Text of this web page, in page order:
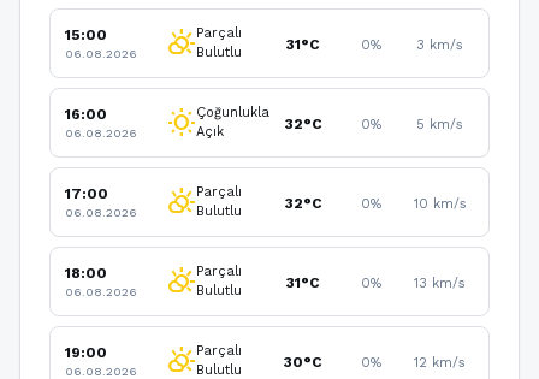
15:00
06.08.2026 partly_cloudy_dayParçalı
Bulutlu
31°C 0% 3 km/s
16:00
06.08.2026 wb_sunnyÇoğunlukla
Açık
32°C 0% 5 km/s
17:00
06.08.2026 partly_cloudy_dayParçalı
Bulutlu
32°C 0% 10 km/s
18:00
06.08.2026 partly_cloudy_dayParçalı
Bulutlu
31°C 0% 13 km/s
19:00
06.08.2026 partly_cloudy_dayParçalı
Bulutlu
30°C 0% 12 km/s